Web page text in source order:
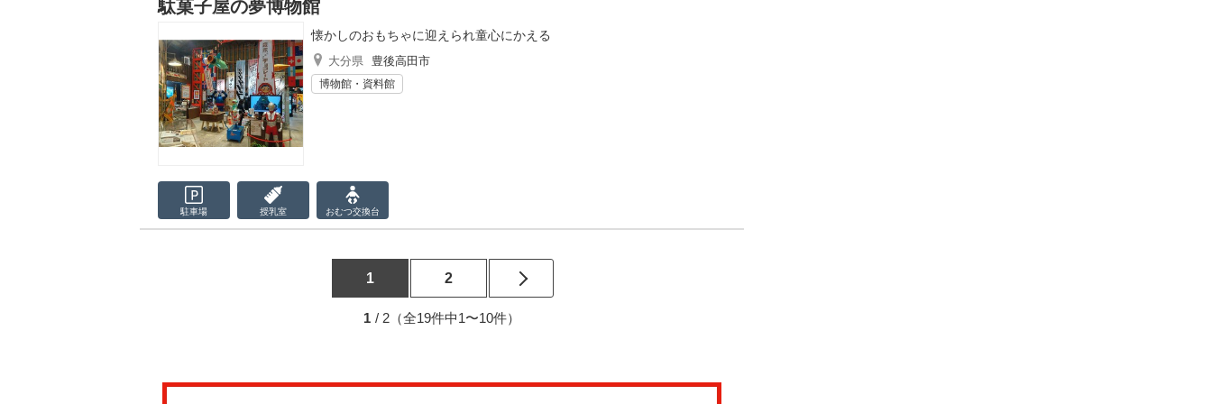
駄菓子屋の夢博物館
懐かしのおもちゃに迎えられ童心にかえる
大分県 豊後高田市
博物館・資料館
駐車場 授乳室 おむつ交換台
1 2
1 / 2（全19件中1〜10件）